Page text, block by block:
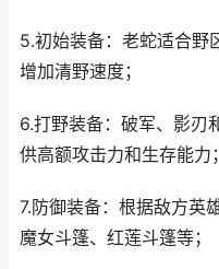
5.初始装备：老蛇适合野
增加清野速度；
6.打野装备：破军、影刃
供高额攻击力和生存能力；
7.防御装备：根据敌方英
魔女斗篷、红莲斗篷等；